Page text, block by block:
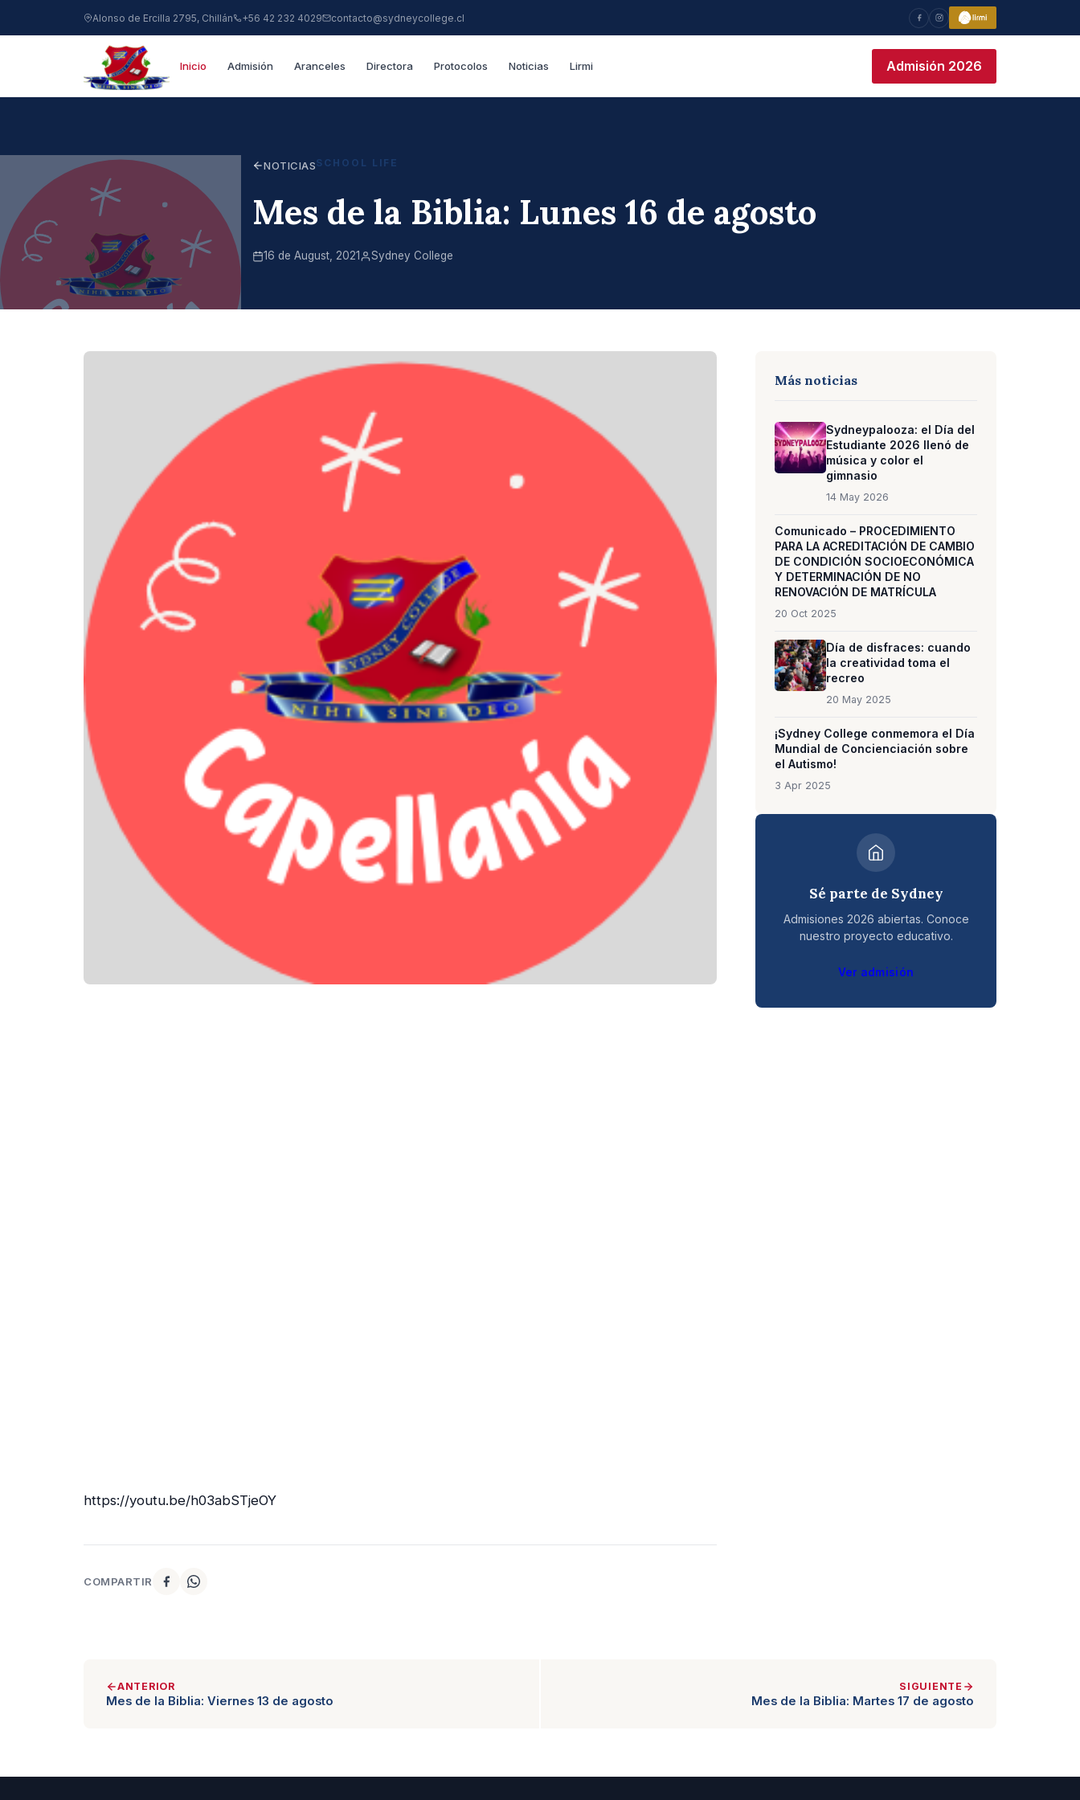
Alonso de Ercilla 2795, Chillán +56 42 232 4029 contacto@sydneycollege.cl
Inicio Admisión Aranceles Directora Protocolos Noticias Lirmi Admisión 2026
NOTICIASSCHOOL LIFE
Mes de la Biblia: Lunes 16 de agosto
16 de August, 2021 Sydney College
https://youtu.be/h03abSTjeOY
COMPARTIR
Más noticias
Sydneypalooza: el Día del
Estudiante 2026 llenó de
música y color el
gimnasio
14 May 2026
Comunicado – PROCEDIMIENTO
PARA LA ACREDITACIÓN DE CAMBIO
DE CONDICIÓN SOCIOECONÓMICA
Y DETERMINACIÓN DE NO
RENOVACIÓN DE MATRÍCULA
20 Oct 2025
Día de disfraces: cuando
la creatividad toma el
recreo
20 May 2025
¡Sydney College conmemora el Día
Mundial de Concienciación sobre
el Autismo!
3 Apr 2025
Sé parte de Sydney
Admisiones 2026 abiertas. Conoce
nuestro proyecto educativo.
Ver admisión
ANTERIOR
Mes de la Biblia: Viernes 13 de agosto
SIGUIENTE
Mes de la Biblia: Martes 17 de agosto